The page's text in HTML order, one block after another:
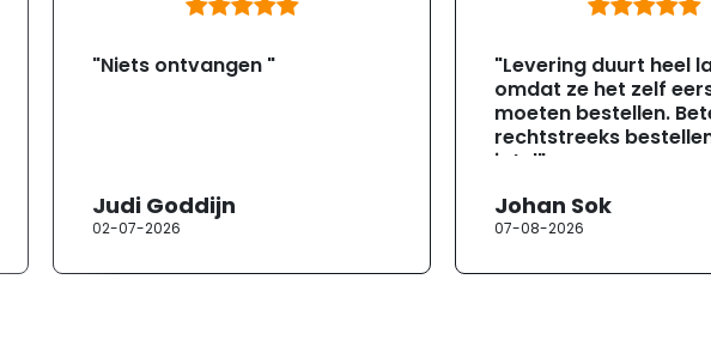
"Niets ontvangen "
Judi Goddijn
02-07-2026
"Levering duurt heel
omdat ze het zelf
moeten bestellen.
rechtstreeks
jotul"
Johan Sok
07-08-2026